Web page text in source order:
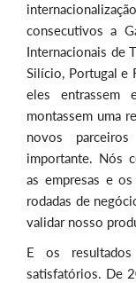
consecutivos a
Internacionais de
Silício, Portugal e
eles entrassem
montassem uma
novos
importante. Nós
as empresas e
rodadas de
validar nosso
E os
satisfatórios. De